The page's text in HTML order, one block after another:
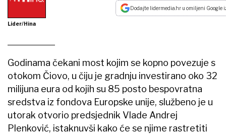
Lider/Hina
Dodajte lidermedia.hr u omiljeni Google
Godinama čekani most kojim se kopno povezuje s
otokom Čiovo, u čiju je gradnju investirano oko 32
milijuna eura od kojih su 85 posto bespovratna
sredstva iz fondova Europske unije, službeno je u
utorak otvorio predsjednik Vlade Andrej
Plenković, istaknuvši kako će se njime rastretiti